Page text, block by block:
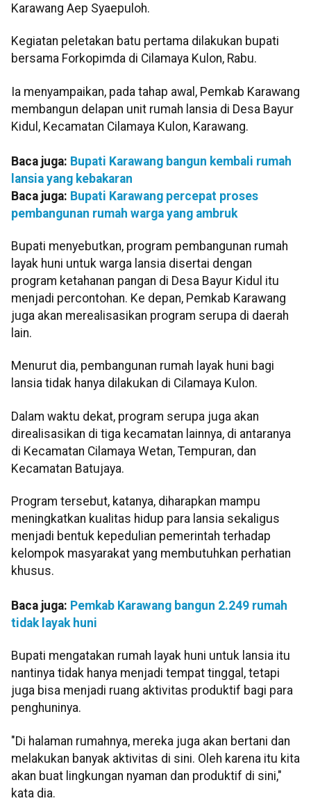
Karawang Aep Syaepuloh.
Kegiatan peletakan batu pertama dilakukan bupati
bersama Forkopimda di Cilamaya Kulon, Rabu.
Ia menyampaikan, pada tahap awal, Pemkab Karawang
membangun delapan unit rumah lansia di Desa Bayur
Kidul, Kecamatan Cilamaya Kulon, Karawang.
Baca juga: Bupati Karawang bangun kembali rumah
lansia yang kebakaran
Baca juga: Bupati Karawang percepat proses
pembangunan rumah warga yang ambruk
Bupati menyebutkan, program pembangunan rumah
layak huni untuk warga lansia disertai dengan
program ketahanan pangan di Desa Bayur Kidul itu
menjadi percontohan. Ke depan, Pemkab Karawang
juga akan merealisasikan program serupa di daerah
lain.
Menurut dia, pembangunan rumah layak huni bagi
lansia tidak hanya dilakukan di Cilamaya Kulon.
Dalam waktu dekat, program serupa juga akan
direalisasikan di tiga kecamatan lainnya, di antaranya
di Kecamatan Cilamaya Wetan, Tempuran, dan
Kecamatan Batujaya.
Program tersebut, katanya, diharapkan mampu
meningkatkan kualitas hidup para lansia sekaligus
menjadi bentuk kepedulian pemerintah terhadap
kelompok masyarakat yang membutuhkan perhatian
khusus.
Baca juga: Pemkab Karawang bangun 2.249 rumah
tidak layak huni
Bupati mengatakan rumah layak huni untuk lansia itu
nantinya tidak hanya menjadi tempat tinggal, tetapi
juga bisa menjadi ruang aktivitas produktif bagi para
penghuninya.
"Di halaman rumahnya, mereka juga akan bertani dan
melakukan banyak aktivitas di sini. Oleh karena itu kita
akan buat lingkungan nyaman dan produktif di sini,"
kata dia.